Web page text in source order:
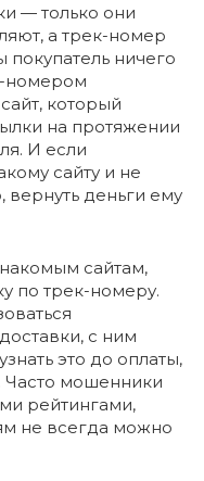
— только они
а трек-номер
ничего
номером
который
на протяжении
И если
сайту и не
вернуть деньги ему
сайтам,
по трек-номеру.
с ним
это до оплаты,
Часто мошенники
рейтингами,
не всегда можно